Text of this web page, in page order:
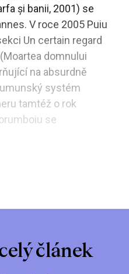
și banii, 2001) se
V roce 2005 Puiu
Un certain regard
domnului
na absurdně
systém
tamtéž o rok
se
článek